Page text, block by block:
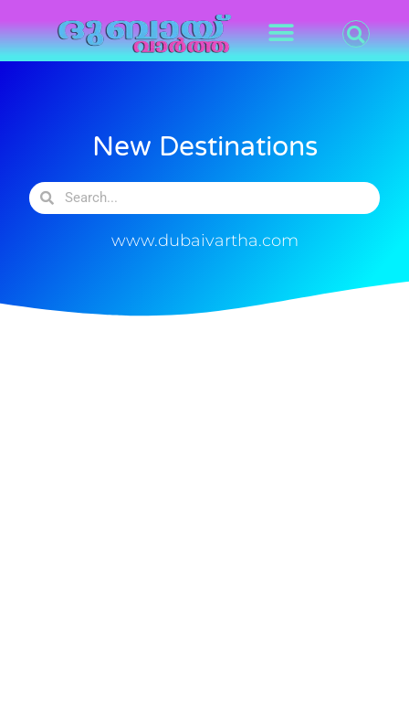
New Destinations
www.dubaivartha.com